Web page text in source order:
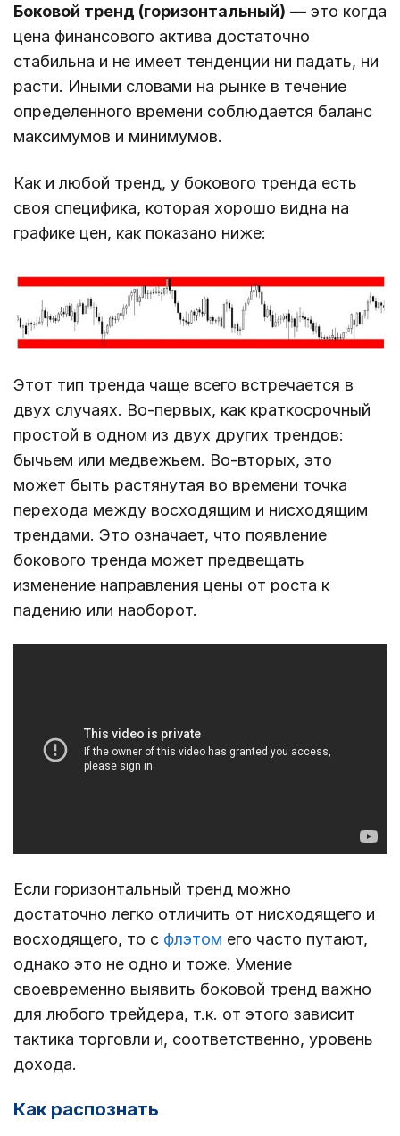
Боковой тренд (горизонтальный) — это когда
цена финансового актива достаточно
стабильна и не имеет тенденции ни падать, ни
расти. Иными словами на рынке в течение
определенного времени соблюдается баланс
максимумов и минимумов.
Как и любой тренд, у бокового тренда есть
своя специфика, которая хорошо видна на
графике цен, как показано ниже:
Этот тип тренда чаще всего встречается в
двух случаях. Во-первых, как краткосрочный
простой в одном из двух других трендов:
бычьем или медвежьем. Во-вторых, это
может быть растянутая во времени точка
перехода между восходящим и нисходящим
трендами. Это означает, что появление
бокового тренда может предвещать
изменение направления цены от роста к
падению или наоборот.
Если горизонтальный тренд можно
достаточно легко отличить от нисходящего и
восходящего, то с флэтом его часто путают,
однако это не одно и тоже. Умение
своевременно выявить боковой тренд важно
для любого трейдера, т.к. от этого зависит
тактика торговли и, соответственно, уровень
дохода.
Как распознать